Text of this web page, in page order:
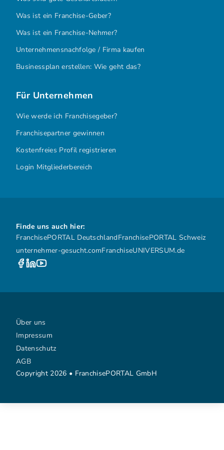
Was ist ein Franchise-Geber?
Was ist ein Franchise-Nehmer?
Unternehmensnachfolge / Firma kaufen
Businessplan erstellen: Wie geht das?
Für Unternehmen
Wie werde ich Franchisegeber?
Franchisepartner gewinnen
Kostenfreies Profil registrieren
Login Mitgliederbereich
Finde uns auch hier:
FranchisePORTAL DeutschlandFranchisePORTAL Schweiz
unternehmer-gesucht.comFranchiseUNIVERSUM.de
Copyright 2026 • FranchisePORTAL GmbH
Über uns
Impressum
Datenschutz
AGB